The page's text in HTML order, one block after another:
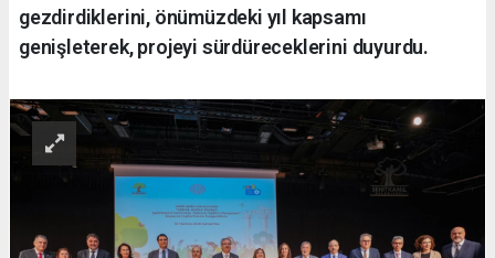
gezdirdiklerini, önümüzdeki yıl kapsamı
genişleterek, projeyi sürdüreceklerini duyurdu.